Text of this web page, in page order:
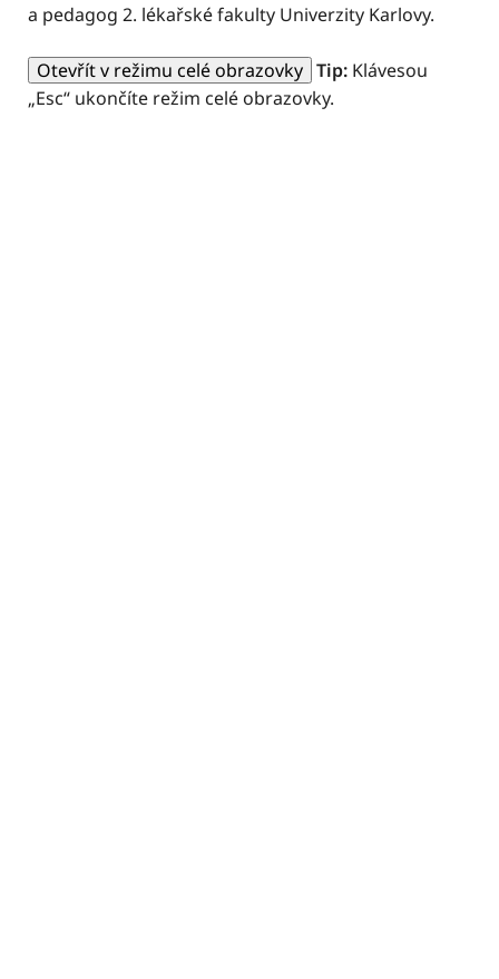
a pedagog 2. lékařské fakulty Univerzity Karlovy.
Otevřít v režimu celé obrazovky Tip: Klávesou
„Esc“ ukončíte režim celé obrazovky.